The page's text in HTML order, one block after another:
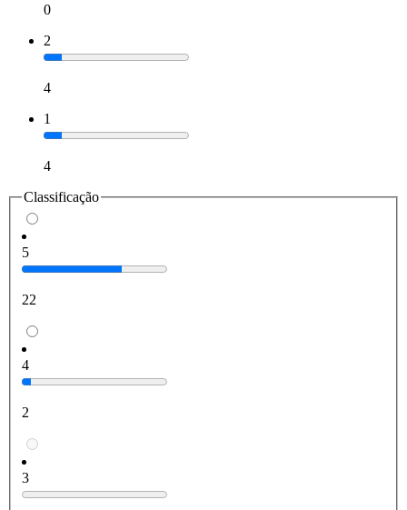
0
2
4
1
4
Classificação
5
22
4
2
3